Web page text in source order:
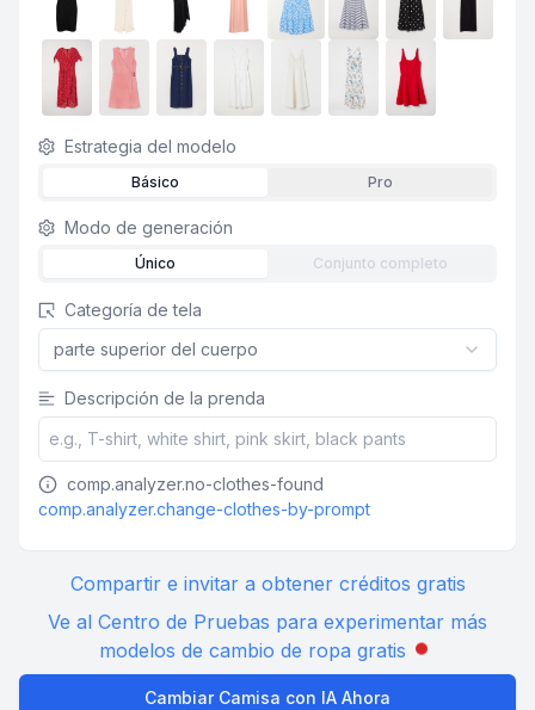
Estrategia del modelo
Básico Pro
Modo de generación
Único Conjunto completo
Categoría de tela
parte superior del cuerpo
Descripción de la prenda
comp.analyzer.no-clothes-found
comp.analyzer.change-clothes-by-prompt
Compartir e invitar a obtener créditos gratis
Ve al Centro de Pruebas para experimentar más
modelos de cambio de ropa gratis
Cambiar Camisa con IA Ahora